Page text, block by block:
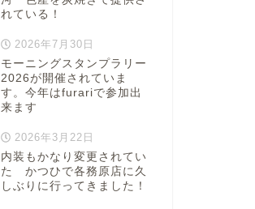
れている！
2026年7月30日
モーニングスタンプラリー
2026が開催されていま
す。今年はfurariで参加出
来ます
2026年3月22日
内装もかなり変更されてい
た かつひで各務原店に久
しぶりに行ってきました！